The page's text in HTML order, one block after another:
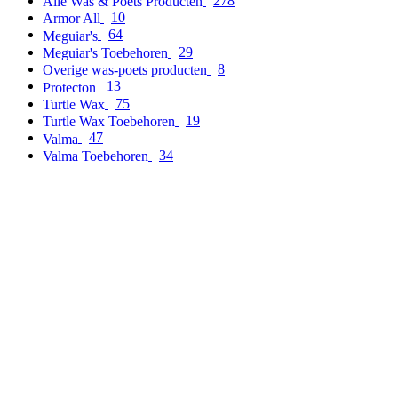
Armor All
10
Meguiar's
64
Meguiar's Toebehoren
29
Overige was-poets producten
8
Protecton
13
Turtle Wax
75
Turtle Wax Toebehoren
19
Valma
47
Valma Toebehoren
34